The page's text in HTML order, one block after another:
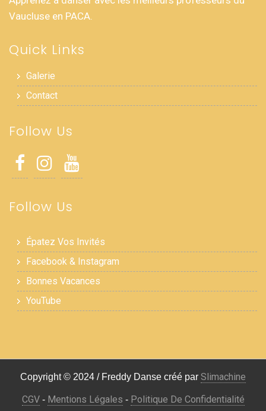
Vaucluse en PACA.
Quick Links
Galerie
Contact
Follow Us
Follow Us
Épatez Vos Invités
Facebook & Instagram
Bonnes Vacances
YouTube
Copyright © 2024 / Freddy Danse créé par Slimachine
CGV- Mentions Légales - Politique De Confidentialité